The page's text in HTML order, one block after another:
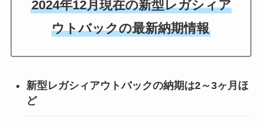
2024年12月現在の新型レガシィア
ウトバックの最新納期情報
新型レガシィアウトバックの納期は2～3ヶ月ほ
ど